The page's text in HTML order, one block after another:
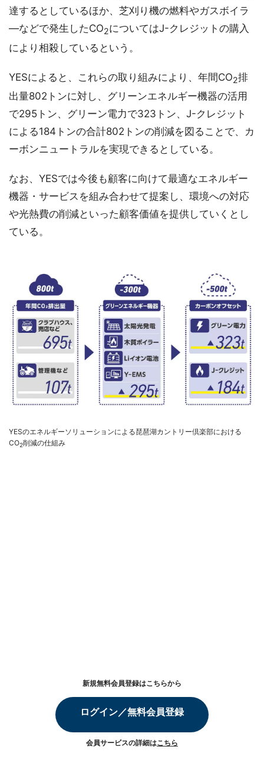
達するとしているほか、芝刈り機の燃料やガスボイラ
―などで発生したCO2についてはJ-クレジットの購入
により相殺しているという。
YESによると、これらの取り組みにより、年間CO2排
出量802トンに対し、グリーンエネルギー機器の活用
で295トン、グリーン電力で323トン、J-クレジット
による184トンの合計802トンの削減を図ることで、カ
ーボンニュートラルを実現できるとしている。
なお、YESでは今後も顧客に向けて最適なエネルギー
機器・サービスを組み合わせて提案し、環境への対応
や光熱費の削減といった顧客価値を提供していくとし
ている。
YESのエネルギーソリューションによる琵琶湖カントリー倶楽部における
CO2削減の仕組み
新規無料会員登録はこちらから
ログイン／無料会員登録
会員サービスの詳細はこちら